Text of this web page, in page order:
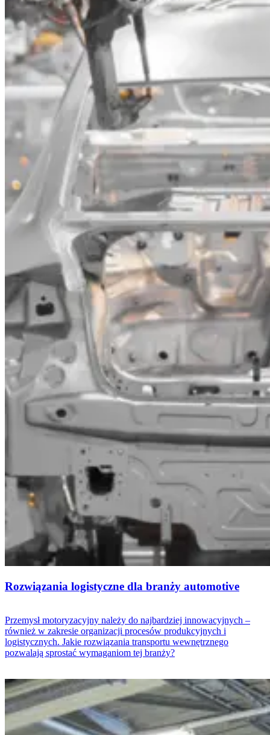
Rozwiązania logistyczne dla branży automotive
Przemysł motoryzacyjny należy do najbardziej innowacyjnych –
również w zakresie organizacji procesów produkcyjnych i
logistycznych. Jakie rozwiązania transportu wewnętrznego
pozwalają sprostać wymaganiom tej branży?